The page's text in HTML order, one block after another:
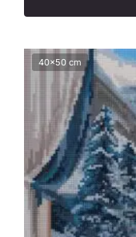
40x50 cm